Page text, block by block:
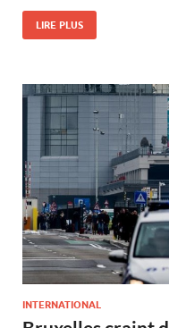
LIRE PLUS
INTERNATIONAL